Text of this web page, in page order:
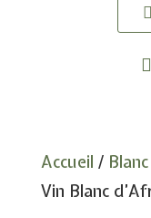
Accueil / Blanc
Vin Blanc